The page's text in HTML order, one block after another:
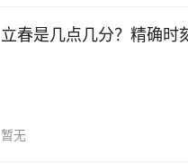
立春是几点几分？精确时
暂无